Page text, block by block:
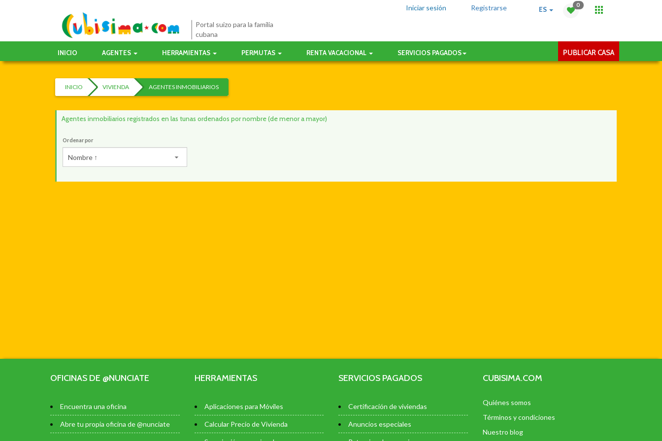
0
ES
Registrarse
Iniciar sesión
Portal suizo para la familia
cubana
INICIO AGENTES HERRAMIENTAS PERMUTAS RENTA VACACIONAL SERVICIOS PAGADOS PUBLICAR CASA
INICIO VIVIENDA AGENTES INMOBILIARIOS
Agentes inmobiliarios registrados en las tunas ordenados por nombre (de menor a mayor)
Ordenar por
Nombre ↑
OFICINAS DE @NUNCIATE
Encuentra una oficina
Abre tu propia oficina de @nunciate
HERRAMIENTAS
Aplicaciones para Móviles
Calcular Precio de Vivienda
SERVICIOS PAGADOS
Certificación de viviendas
Anuncios especiales
CUBISIMA.COM
Quiénes somos
Términos y condiciones
Nuestro blog